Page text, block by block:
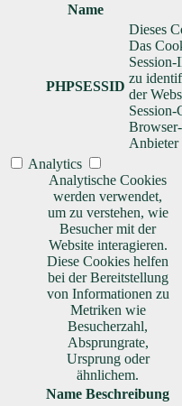
Name
PHPSESSID
Dieses
Das
Session-
zu
der
Anbieter
Analytics
Analytische Cookies
werden verwendet,
um zu verstehen, wie
Besucher mit der
Website interagieren.
Diese Cookies helfen
bei der Bereitstellung
von Informationen zu
Metriken wie
Besucherzahl,
Absprungrate,
Ursprung oder
ähnlichem.
Name Beschreibung